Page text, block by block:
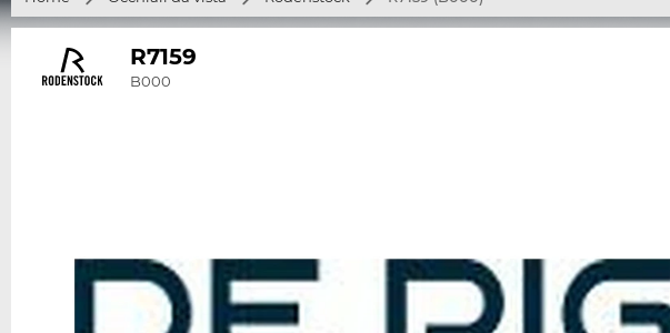
R7159
B000